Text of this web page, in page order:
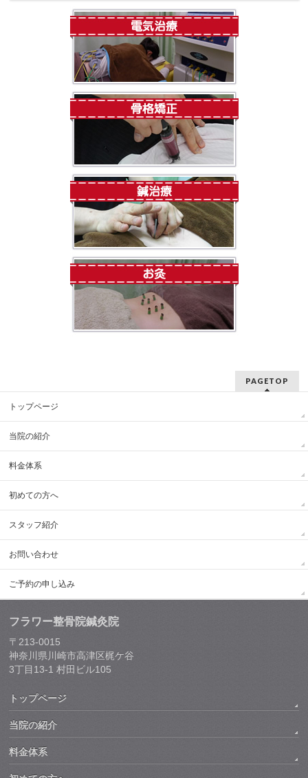
PAGETOP
トップページ
当院の紹介
料金体系
初めての方へ
スタッフ紹介
お問い合わせ
ご予約の申し込み
フラワー整骨院鍼灸院
〒213-0015
神奈川県川崎市高津区梶ケ谷
3丁目13-1 村田ビル105
トップページ
当院の紹介
料金体系